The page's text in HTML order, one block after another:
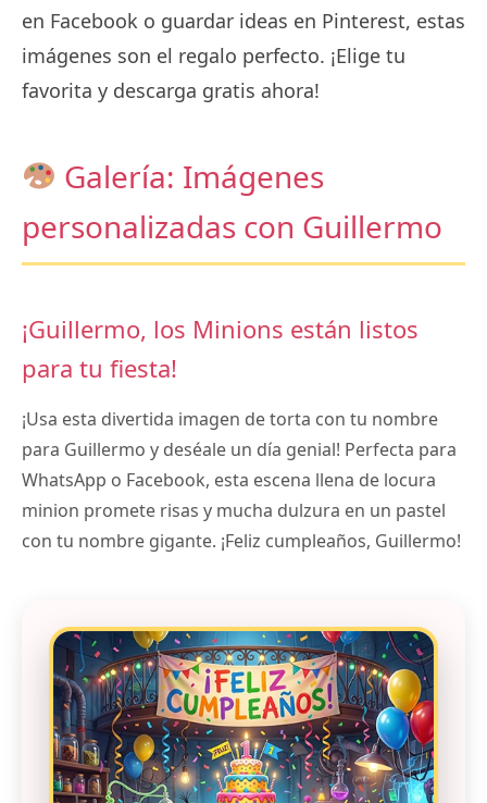
en Facebook o guardar ideas en Pinterest, estas
imágenes son el regalo perfecto. ¡Elige tu
favorita y descarga gratis ahora!
Galería: Imágenes
personalizadas con Guillermo
¡Guillermo, los Minions están listos
para tu fiesta!
¡Usa esta divertida imagen de torta con tu nombre
para Guillermo y deséale un día genial! Perfecta para
WhatsApp o Facebook, esta escena llena de locura
minion promete risas y mucha dulzura en un pastel
con tu nombre gigante. ¡Feliz cumpleaños, Guillermo!